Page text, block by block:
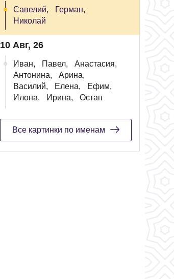
Савелий,
Герман,
Николай
10 Авг, 26
Иван, Павел,
Анастасия,
Антонина,
Арина,
Василий,
Елена,
Ефим,
Илона,
Ирина, Остап
Все картинки по именам